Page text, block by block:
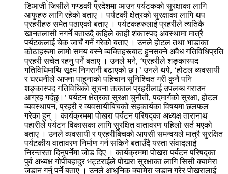
डिआजी जिसीले गण्डकी प्रदेशमा आउन पर्यटकको सुरक्षाका लागि
आफुहरु लागि रहेको बताए । पर्यटकी क्षेत्रको सुरक्षाका लागि थप
प्रहरीहरु समेत पठाएको बताए । पर्यटकहरुलाई प्रहरीले त्यतिकै
खानतलासी नगर्ने बताउदै कहिले काही शंकास्पद अवस्थामा मात्रै
पर्यटकलाई चेक जाचँ गर्ने गरेको बताए । उनले होटल तथा भाडाका
कोठाहरूमा लामो समय बस्ने व्यक्तिहरूबाट हुनसक्ने अवैध गतिविधिप्रति
प्रहरी सचेत रहनु पर्ने बताए । उनले भने, ‘प्रहरीले शङ्कास्पद
गतिविधिमाथि सूक्ष्म निगरानी बढाएको छ।’ उनले थपे, ‘होटल व्यवसायी
र घरधनीले आफ्ना पाहुनाको पहिचान सुनिश्चित गरी कुनै पनि
शङ्कास्पद गतिविधिको सूचना तत्काल प्रहरीलाई उपलब्ध गराउन
आग्रह गर्दछु।’ पर्यटन क्षेत्रका सुरक्षा चुनौती, पदमार्गको सुरक्षा, होटल
व्यवस्थापन, प्रहरी र व्यवसायीबिचको सहकार्यका विषयमा छलफल
गरेका हुन् । कार्यक्रममा पोखरा पर्यटन परिषद्का अध्यक्ष तारानाथ
पहारीले पर्यटन विकासका लागि सुरक्षित वातावरण पहिलो सर्त भएको
बताए । उनले व्यवसायी र प्रहरीबिचको आपसी समन्वयले मात्रै सुरक्षित
पर्यटकीय वातावरण निर्माण गर्न सकिने बताउँदै यस्ता संवादलाई
निरन्तरता दिनुपर्नेमा जोड दिए । कार्यक्रममा पोखरा पर्यटन परिषद्का
पुर्व अध्यक्ष गोपीबहादुर भट्टराईले पोखरा सुरक्षाका लागि सिसी क्यामेरा
जडान गर्नु पर्ने बताए । उनले आधुनिक क्यामेरा जडान गरेर पोखरालाई